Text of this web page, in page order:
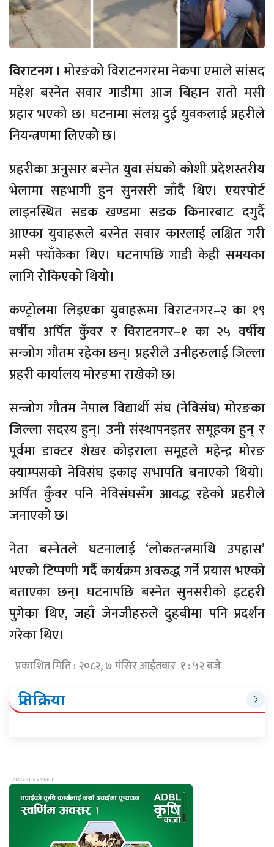
विराटनग ।मोरङको विराटनगरमा नेकपा एमाले सांसद
महेश बस्नेत सवार गाडीमा आज बिहान रातो मसी
प्रहार भएको छ। घटनामा संलग्न दुई युवकलाई प्रहरीले
नियन्त्रणमा लिएको छ।
प्रहरीका अनुसार बस्नेत युवा संघको कोशी प्रदेशस्तरीय
भेलामा सहभागी हुन सुनसरी जाँदै थिए। एयरपोर्ट
लाइनस्थित सडक खण्डमा सडक किनारबाट दगुर्दै
आएका युवाहरूले बस्नेत सवार कारलाई लक्षित गरी
मसी फ्याँकेका थिए। घटनापछि गाडी केही समयका
लागि रोकिएको थियो।
कण्ट्रोलमा लिइएका युवाहरूमा विराटनगर–२ का १९
वर्षीय अर्पित कुँवर र विराटनगर–१ का २५ वर्षीय
सन्जोग गौतम रहेका छन्। प्रहरीले उनीहरुलाई जिल्ला
प्रहरी कार्यालय मोरङमा राखेको छ।
सन्जोग गौतम नेपाल विद्यार्थी संघ (नेविसंघ) मोरङका
जिल्ला सदस्य हुन्। उनी संस्थापनइतर समूहका हुन् र
पूर्वमा डाक्टर शेखर कोइराला समूहले महेन्द्र मोरङ
क्याम्पसको नेविसंघ इकाइ सभापति बनाएको थियो।
अर्पित कुँवर पनि नेविसंघसँग आवद्ध रहेको प्रहरीले
जनाएको छ।
नेता बस्नेतले घटनालाई ‘लोकतन्त्रमाथि उपहास’
भएको टिप्पणी गर्दै कार्यक्रम अवरुद्ध गर्ने प्रयास भएको
बताएका छन्। घटनापछि बस्नेत सुनसरीको इटहरी
पुगेका थिए, जहाँ जेनजीहरुले दुहबीमा पनि प्रदर्शन
गरेका थिए।
प्रकाशित मिति : २०८२, ७ मंसिर आईतबार १ : ५२ बजे
प्रतिक्रिया